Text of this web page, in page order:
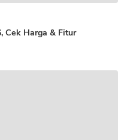
Cek Harga & Fitur